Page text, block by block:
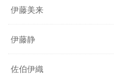
伊藤美来
伊藤静
佐伯伊織